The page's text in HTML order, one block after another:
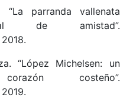
“La parranda vallenata
de amistad”.
“López Michelsen: un
costeño”.